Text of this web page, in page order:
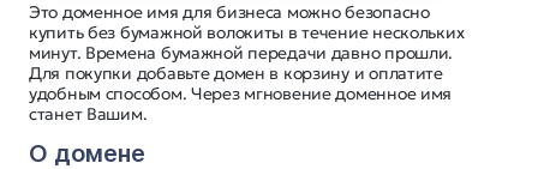
Это доменное имя для бизнеса можно безопасно
купить без бумажной волокиты в течение нескольких
минут. Времена бумажной передачи давно прошли.
Для покупки добавьте домен в корзину и оплатите
удобным способом. Через мгновение доменное имя
станет Вашим.
О домене